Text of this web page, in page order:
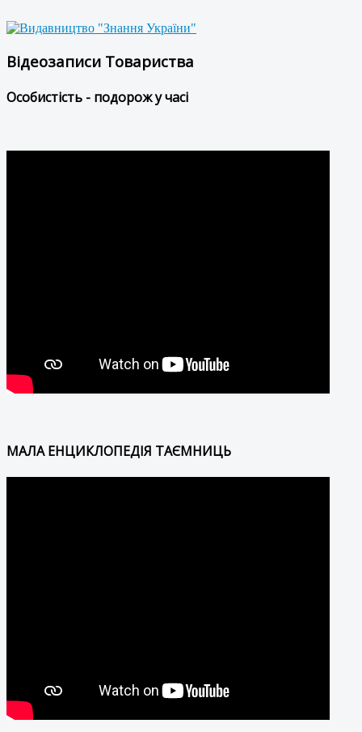
Відеозаписи Товариства
Особистість - подорож у часі
МАЛА ЕНЦИКЛОПЕДІЯ ТАЄМНИЦЬ